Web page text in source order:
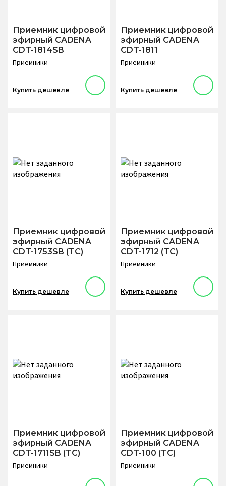
Приемник цифровой
эфирный CADENA
CDT-1814SB
Приемники
Купить дешевле
Приемник цифровой
эфирный CADENA
CDT-1811
Приемники
Купить дешевле
Приемник цифровой
эфирный CADENA
CDT-1753SB (TC)
Приемники
Купить дешевле
Приемник цифровой
эфирный CADENA
CDT-1712 (TC)
Приемники
Купить дешевле
Приемник цифровой
эфирный CADENA
CDT-1711SB (TC)
Приемники
Приемник цифровой
эфирный CADENA
CDT-100 (TC)
Приемники